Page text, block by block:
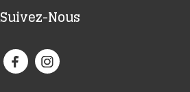
Suivez-Nous